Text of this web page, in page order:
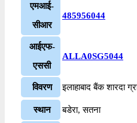
एमआई-
सीआर
485956044
आईएफ-
एससी
ALLA0SG5044
विवरण इलाहाबाद बैंक शारदा
स्थान बडेरा, सतना